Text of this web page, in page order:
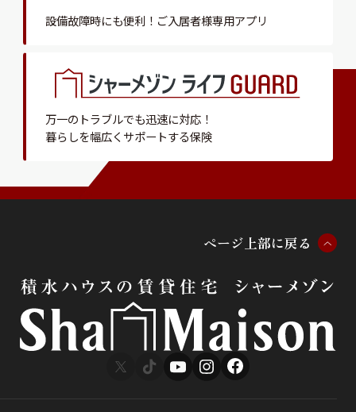
設備故障時にも便利！ ご入居者様専用アプリ
万一のトラブルでも迅速に対応！
暮らしを幅広くサポートする保険
ページ 上部に戻る